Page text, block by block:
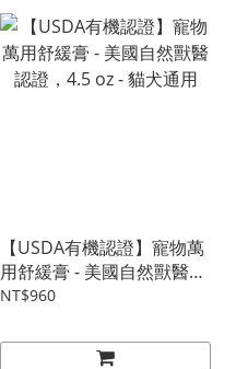
【USDA有機認證】寵物萬
用舒緩膏 - 美國自然獸醫認
證，4.5 oz - 貓犬通用
NT$960